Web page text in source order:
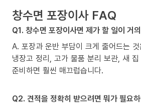
창수면 포장이사 FAQ
Q1. 창수면 포장이사면 제가 할 일이 거
A. 포장과 운반 부담이 크게 줄어드는
냉장고 정리, 고가 물품 분리 보관, 새
준비하면 훨씬 매끄럽습니다.
Q2. 견적을 정확히 받으려면 뭐가 필요